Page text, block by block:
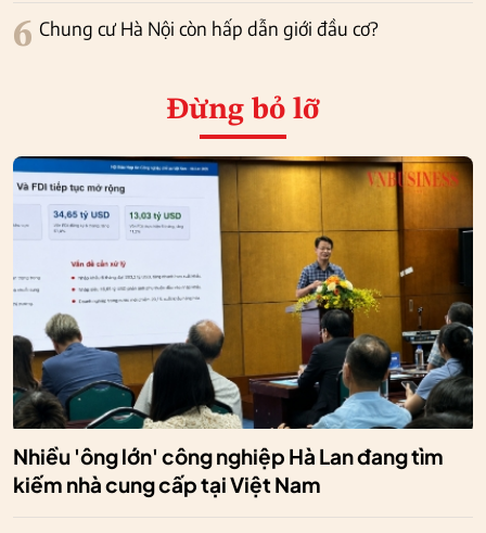
6 Chung cư Hà Nội còn hấp dẫn giới đầu cơ?
Đừng bỏ lỡ
Nhiều 'ông lớn' công nghiệp Hà Lan đang tìm
kiếm nhà cung cấp tại Việt Nam